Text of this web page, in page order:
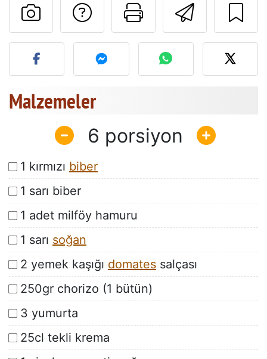
Bu sayfayı
Tarif sahibine bir
Bu tarifin fotoğrafını
Malzemeler
6
1 kırmızı biber
1 sarı biber
1 adet milföy hamuru
1 sarı soğan
2 yemek kaşığı domates salçası
250gr chorizo (1 bütün)
3 yumurta
25cl tekli krema